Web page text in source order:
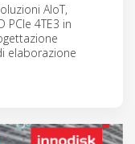
AIoT,
4TE3 in
elaborazione